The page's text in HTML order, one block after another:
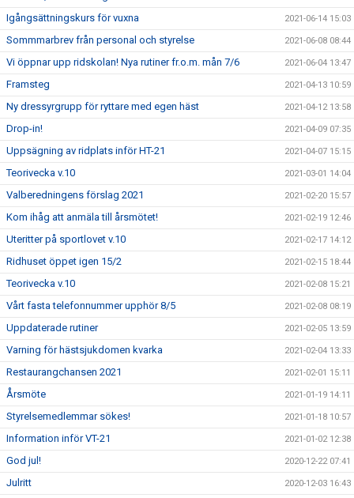
Igångsättningskurs för vuxna 2021-06-14 15:03
Sommmarbrev från personal och styrelse 2021-06-08 08:44
Vi öppnar upp ridskolan! Nya rutiner fr.o.m. mån 7/6 2021-06-04 13:47
Framsteg 2021-04-13 10:59
Ny dressyrgrupp för ryttare med egen häst 2021-04-12 13:58
Drop-in! 2021-04-09 07:35
Uppsägning av ridplats inför HT-21 2021-04-07 15:15
Teorivecka v.10 2021-03-01 14:04
Valberedningens förslag 2021 2021-02-20 15:57
Kom ihåg att anmäla till årsmötet! 2021-02-19 12:46
Uteritter på sportlovet v.10 2021-02-17 14:12
Ridhuset öppet igen 15/2 2021-02-15 18:44
Teorivecka v.10 2021-02-08 15:21
Vårt fasta telefonnummer upphör 8/5 2021-02-08 08:19
Uppdaterade rutiner 2021-02-05 13:59
Varning för hästsjukdomen kvarka 2021-02-04 13:33
Restaurangchansen 2021 2021-02-01 15:11
Årsmöte 2021-01-19 14:11
Styrelsemedlemmar sökes! 2021-01-18 10:57
Information inför VT-21 2021-01-02 12:38
God jul! 2020-12-22 07:41
Julritt 2020-12-03 16:43